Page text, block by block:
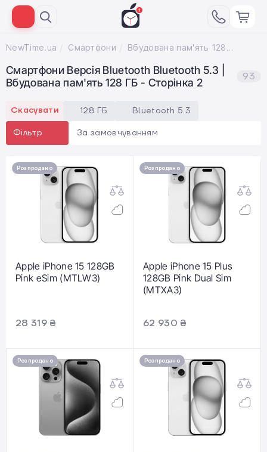
NewTime.ua Смартфони Вбудована пам'ять 128 ГБ; Версія Bluetooth Bluetooth 5.3
Смартфони Версія Bluetooth Bluetooth 5.3 |
Вбудована пам'ять 128 ГБ - Сторінка 2
93
Скасувати 128 ГБ Bluetooth 5.3
Фільтр За замовчуванням
Розпродано
Apple iPhone 15 128GB
Pink eSim (MTLW3)
28 319 ₴
Розпродано
Apple iPhone 15 Plus
128GB Pink Dual Sim
(MTXA3)
62 930 ₴
Розпродано Розпродано